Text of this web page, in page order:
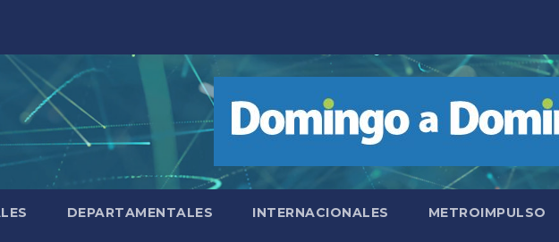
DEPARTAMENTALES INTERNACIONALES METROIMPULSO